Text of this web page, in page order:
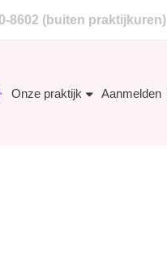
8602 (buiten praktijkuren)
Onze praktijk Aanmelden